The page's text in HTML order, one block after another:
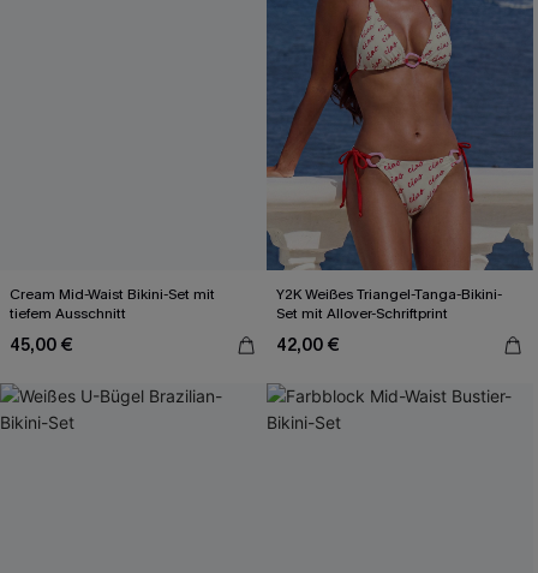
Cream Mid-Waist Bikini-Set mit
tiefem Ausschnitt
45,00 €
Y2K Weißes Triangel-Tanga-Bikini-
Set mit Allover-Schriftprint
42,00 €